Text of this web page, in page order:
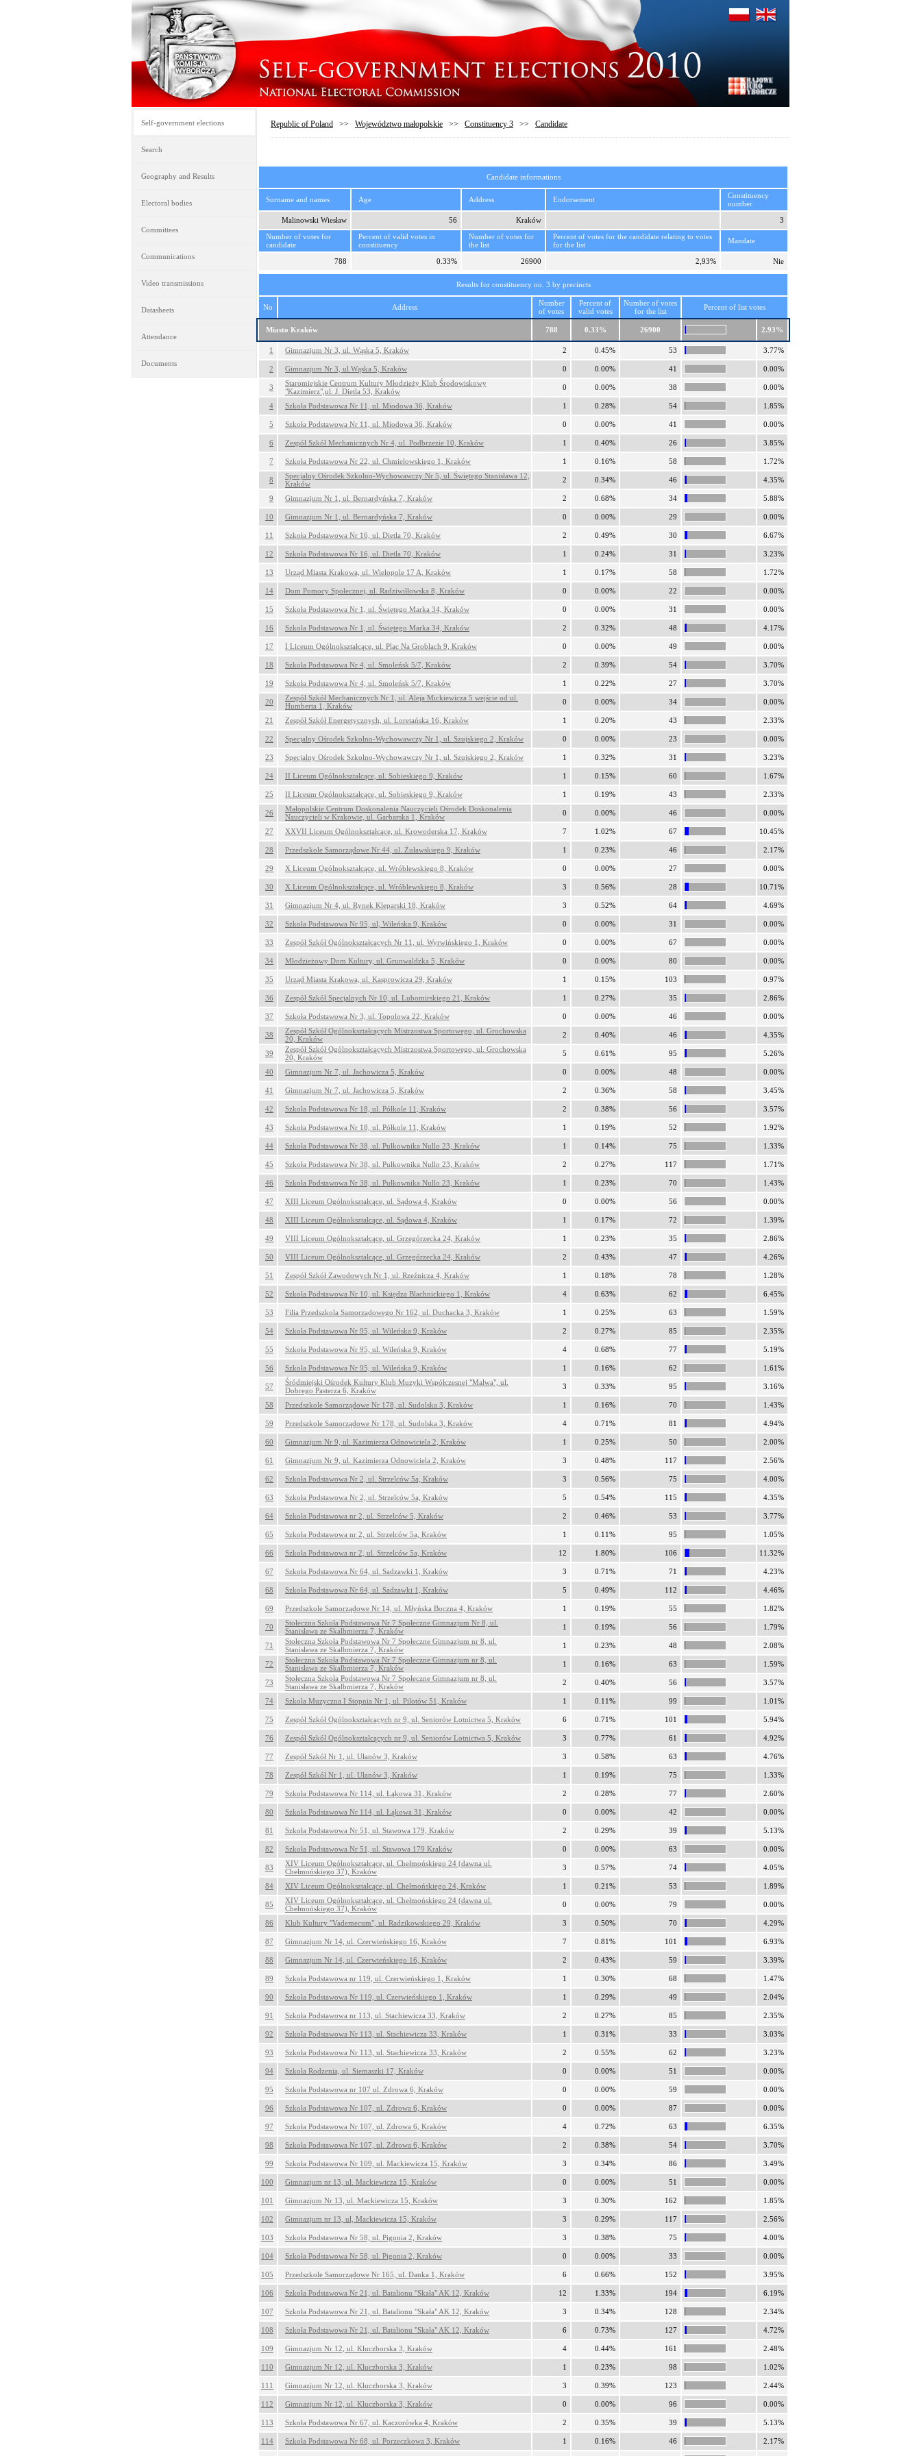
Self-government elections
Search
Geography and Results
Electoral bodies
Committees
Communications
Video transmissions
Datasheets
Attendance
Documents
Republic of Poland >> Województwo małopolskie >> Constituency 3 >> Candidate
Candidate informations
Surname and names Age Address Endorsement
Constituency
number
Malinowski Wiesław
56 Kraków
3
Number of votes for
candidate
Percent of valid votes in
constituency
Number of votes for
the list
Percent of votes for the candidate relating to votes
for the list
Mandate
788 0.33% 26900 2,93% Nie
Results for constituency no. 3 by precincts
No Address
Number
of votes
Percent of
valid votes
Number of votes
for the list
Percent of list votes
Miasto Kraków 788 0.33% 26900 2.93%
1 Gimnazjum Nr 3, ul. Wąska 5, Kraków 2 0.45% 53 3.77%
2 Gimnazjum Nr 3, ul.Wąska 5, Kraków 0 0.00% 41 0.00%
3
Staromiejskie Centrum Kultury Młodzieży Klub Środowiskowy
"Kazimierz",ul. J. Dietla 53, Kraków
0 0.00% 38 0.00%
4 Szkoła Podstawowa Nr 11, ul. Miodowa 36, Kraków 1 0.28% 54 1.85%
5 Szkoła Podstawowa Nr 11, ul. Miodowa 36, Kraków 0 0.00% 41 0.00%
6 Zespół Szkół Mechanicznych Nr 4, ul. Podbrzezie 10, Kraków 1 0.40% 26 3.85%
7 Szkoła Podstawowa Nr 22, ul. Chmielowskiego 1, Kraków 1 0.16% 58 1.72%
8
Specjalny Ośrodek Szkolno-Wychowawczy Nr 5, ul. Świętego Stanisława 12,
Kraków
2 0.34% 46 4.35%
9 Gimnazjum Nr 1, ul. Bernardyńska 7, Kraków 2 0.68% 34 5.88%
10 Gimnazjum Nr 1, ul. Bernardyńska 7, Kraków 0 0.00% 29 0.00%
11 Szkoła Podstawowa Nr 16, ul. Dietla 70, Kraków 2 0.49% 30 6.67%
12 Szkoła Podstawowa Nr 16, ul. Dietla 70, Kraków 1 0.24% 31 3.23%
13 Urząd Miasta Krakowa, ul. Wielopole 17 A, Kraków 1 0.17% 58 1.72%
14 Dom Pomocy Społecznej, ul. Radziwiłłowska 8, Kraków 0 0.00% 22 0.00%
15 Szkoła Podstawowa Nr 1, ul. Świętego Marka 34, Kraków 0 0.00% 31 0.00%
16 Szkoła Podstawowa Nr 1, ul. Świętego Marka 34, Kraków 2 0.32% 48 4.17%
17 I Liceum Ogólnokształcące, ul. Plac Na Groblach 9, Kraków 0 0.00% 49 0.00%
18 Szkoła Podstawowa Nr 4, ul. Smoleńsk 5/7, Kraków 2 0.39% 54 3.70%
19 Szkoła Podstawowa Nr 4, ul. Smoleńsk 5/7, Kraków 1 0.22% 27 3.70%
20
Zespół Szkół Mechanicznych Nr 1, ul. Aleja Mickiewicza 5 wejście od ul.
Humberta 1, Kraków
0 0.00% 34 0.00%
21 Zespół Szkół Energetycznych, ul. Loretańska 16, Kraków 1 0.20% 43 2.33%
22 Specjalny Ośrodek Szkolno-Wychowawczy Nr 1, ul. Szujskiego 2, Kraków 0 0.00% 23 0.00%
23 Specjalny Ośrodek Szkolno-Wychowawczy Nr 1, ul. Szujskiego 2, Kraków 1 0.32% 31 3.23%
24 II Liceum Ogólnokształcące, ul. Sobieskiego 9, Kraków 1 0.15% 60 1.67%
25 II Liceum Ogólnokształcące, ul. Sobieskiego 9, Kraków 1 0.19% 43 2.33%
26
Małopolskie Centrum Doskonalenia Nauczycieli Ośrodek Doskonalenia
Nauczycieli w Krakowie, ul. Garbarska 1, Kraków
0 0.00% 46 0.00%
27 XXVII Liceum Ogólnokształcące, ul. Krowoderska 17, Kraków 7 1.02% 67 10.45%
28 Przedszkole Samorządowe Nr 44, ul. Żuławskiego 9, Kraków 1 0.23% 46 2.17%
29 X Liceum Ogólnokształcące, ul. Wróblewskiego 8, Kraków 0 0.00% 27 0.00%
30 X Liceum Ogólnokształcące, ul. Wróblewskiego 8, Kraków 3 0.56% 28 10.71%
31 Gimnazjum Nr 4, ul. Rynek Kleparski 18, Kraków 3 0.52% 64 4.69%
32 Szkoła Podstawowa Nr 95, ul, Wileńska 9, Kraków 0 0.00% 31 0.00%
33 Zespół Szkół Ogólnokształcących Nr 11, ul. Wyrwińskiego 1, Kraków 0 0.00% 67 0.00%
34 Młodzieżowy Dom Kultury, ul. Grunwaldzka 5, Kraków 0 0.00% 80 0.00%
35 Urząd Miasta Krakowa, ul. Kasprowicza 29, Kraków 1 0.15% 103 0.97%
36 Zespół Szkół Specjalnych Nr 10, ul. Lubomirskiego 21, Kraków 1 0.27% 35 2.86%
37 Szkoła Podstawowa Nr 3, ul. Topolowa 22, Kraków 0 0.00% 46 0.00%
38
Zespół Szkół Ogólnokształcących Mistrzostwa Sportowego, ul. Grochowska
20, Kraków
2 0.40% 46 4.35%
39
Zespół Szkół Ogólnokształcących Mistrzostwa Sportowego, ul. Grochowska
20, Kraków
5 0.61% 95 5.26%
40 Gimnazjum Nr 7, ul. Jachowicza 5, Kraków 0 0.00% 48 0.00%
41 Gimnazjum Nr 7, ul. Jachowicza 5, Kraków 2 0.36% 58 3.45%
42 Szkoła Podstawowa Nr 18, ul. Półkole 11, Kraków 2 0.38% 56 3.57%
43 Szkoła Podstawowa Nr 18, ul. Półkole 11, Kraków 1 0.19% 52 1.92%
44 Szkoła Podstawowa Nr 38, ul. Pułkownika Nullo 23, Kraków 1 0.14% 75 1.33%
45 Szkoła Podstawowa Nr 38, ul. Pułkownika Nullo 23, Kraków 2 0.27% 117 1.71%
46 Szkoła Podstawowa Nr 38, ul. Pułkownika Nullo 23, Kraków 1 0.23% 70 1.43%
47 XIII Liceum Ogólnokształcące, ul. Sądowa 4, Kraków 0 0.00% 56 0.00%
48 XIII Liceum Ogólnokształcące, ul. Sądowa 4, Kraków 1 0.17% 72 1.39%
49 VIII Liceum Ogólnokształcące, ul. Grzegórzecka 24, Kraków 1 0.23% 35 2.86%
50 VIII Liceum Ogólnokształcące, ul. Grzegórzecka 24, Kraków 2 0.43% 47 4.26%
51 Zespół Szkół Zawodowych Nr 1, ul. Rzeźnicza 4, Kraków 1 0.18% 78 1.28%
52 Szkoła Podstawowa Nr 10, ul. Księdza Blachnickiego 1, Kraków 4 0.63% 62 6.45%
53 Filia Przedszkola Samorządowego Nr 162, ul. Duchacka 3, Kraków 1 0.25% 63 1.59%
54 Szkoła Podstawowa Nr 95, ul. Wileńska 9, Kraków 2 0.27% 85 2.35%
55 Szkoła Podstawowa Nr 95, ul. Wileńska 9, Kraków 4 0.68% 77 5.19%
56 Szkoła Podstawowa Nr 95, ul. Wileńska 9, Kraków 1 0.16% 62 1.61%
57
Śródmiejski Ośrodek Kultury Klub Muzyki Współczesnej "Malwa", ul.
Dobrego Pasterza 6, Kraków
3 0.33% 95 3.16%
58 Przedszkole Samorządowe Nr 178, ul. Sudolska 3, Kraków 1 0.16% 70 1.43%
59 Przedszkole Samorządowe Nr 178, ul. Sudolska 3, Kraków 4 0.71% 81 4.94%
60 Gimnazjum Nr 9, ul. Kazimierza Odnowiciela 2, Kraków 1 0.25% 50 2.00%
61 Gimnazjum Nr 9, ul. Kazimierza Odnowiciela 2, Kraków 3 0.48% 117 2.56%
62 Szkoła Podstawowa Nr 2, ul. Strzelców 5a, Kraków 3 0.56% 75 4.00%
63 Szkoła Podstawowa Nr 2, ul. Strzelców 5a, Kraków 5 0.54% 115 4.35%
64 Szkoła Podstawowa nr 2, ul. Strzelców 5, Kraków 2 0.46% 53 3.77%
65 Szkoła Podstawowa nr 2, ul. Strzelców 5a, Kraków 1 0.11% 95 1.05%
66 Szkoła Podstawowa nr 2, ul. Strzelców 5a, Kraków 12 1.80% 106 11.32%
67 Szkoła Podstawowa Nr 64, ul. Sadzawki 1, Kraków 3 0.71% 71 4.23%
68 Szkoła Podstawowa Nr 64, ul. Sadzawki 1, Kraków 5 0.49% 112 4.46%
69 Przedszkole Samorządowe Nr 14, ul. Młyńska Boczna 4, Kraków 1 0.19% 55 1.82%
70
Stołeczna Szkoła Podstawowa Nr 7 Społeczne Gimnazjum Nr 8, ul.
Stanisława ze Skalbmierza 7, Kraków
1 0.19% 56 1.79%
71
Stołeczna Szkoła Podstawowa Nr 7 Społeczne Gimnazjum nr 8, ul.
Stanisława ze Skalbmierza 7, Kraków
1 0.23% 48 2.08%
72
Stołeczna Szkoła Podstawowa Nr 7 Społeczne Gimnazjum nr 8, ul.
Stanisława ze Skalbmierza 7, Kraków
1 0.16% 63 1.59%
73
Stołeczna Szkoła Podstawowa Nr 7 Społeczne Gimnazjum nr 8, ul.
Stanisława ze Skalbmierza 7, Kraków
2 0.40% 56 3.57%
74 Szkoła Muzyczna I Stopnia Nr 1, ul. Pilotów 51, Kraków 1 0.11% 99 1.01%
75 Zespół Szkół Ogólnokształcących nr 9, ul. Seniorów Lotnictwa 5, Kraków 6 0.71% 101 5.94%
76 Zespół Szkół Ogólnokształcących nr 9, ul. Seniorów Lotnictwa 5, Kraków 3 0.77% 61 4.92%
77 Zespół Szkół Nr 1, ul. Ułanów 3, Kraków 3 0.58% 63 4.76%
78 Zespół Szkół Nr 1, ul. Ułanów 3, Kraków 1 0.19% 75 1.33%
79 Szkoła Podstawowa Nr 114, ul. Łąkowa 31, Kraków 2 0.28% 77 2.60%
80 Szkoła Podstawowa Nr 114, ul. Łąkowa 31, Kraków 0 0.00% 42 0.00%
81 Szkoła Podstawowa Nr 51, ul. Stawowa 179, Kraków 2 0.29% 39 5.13%
82 Szkoła Podstawowa Nr 51, ul. Stawowa 179 Kraków 0 0.00% 63 0.00%
83
XIV Liceum Ogólnokształcące, ul. Chełmońskiego 24 (dawna ul.
Chełmońskiego 37), Kraków
3 0.57% 74 4.05%
84 XIV Liceum Ogólnokształcące, ul. Chełmońskiego 24, Kraków 1 0.21% 53 1.89%
85
XIV Liceum Ogólnokształcące, ul. Chełmońskiego 24 (dawna ul.
Chełmońskiego 37), Kraków
0 0.00% 79 0.00%
86 Klub Kultury "Vademecum", ul. Radzikowskiego 29, Kraków 3 0.50% 70 4.29%
87 Gimnazjum Nr 14, ul. Czerwieńskiego 16, Kraków 7 0.81% 101 6.93%
88 Gimnazjum Nr 14, ul. Czerwieńskiego 16, Kraków 2 0.43% 59 3.39%
89 Szkoła Podstawowa nr 119, ul. Czerwieńskiego 1, Kraków 1 0.30% 68 1.47%
90 Szkoła Podstawowa Nr 119, ul. Czerwieńskiego 1, Kraków 1 0.29% 49 2.04%
91 Szkoła Podstawowa nr 113, ul. Stachiewicza 33, Kraków 2 0.27% 85 2.35%
92 Szkoła Podstawowa Nr 113, ul. Stachiewicza 33, Kraków 1 0.31% 33 3.03%
93 Szkoła Podstawowa Nr 113, ul. Stachiewicza 33, Kraków 2 0.55% 62 3.23%
94 Szkoła Rodzenia, ul. Siemaszki 17, Kraków 0 0.00% 51 0.00%
95 Szkoła Podstawowa nr 107 ul. Zdrowa 6, Kraków 0 0.00% 59 0.00%
96 Szkoła Podstawowa Nr 107, ul. Zdrowa 6, Kraków 0 0.00% 87 0.00%
97 Szkoła Podstawowa Nr 107, ul. Zdrowa 6, Kraków 4 0.72% 63 6.35%
98 Szkoła Podstawowa Nr 107, ul. Zdrowa 6, Kraków 2 0.38% 54 3.70%
99 Szkoła Podstawowa Nr 109, ul. Mackiewicza 15, Kraków 3 0.34% 86 3.49%
100 Gimnazjum nr 13, ul. Mackiewicza 15, Kraków 0 0.00% 51 0.00%
101 Gimnazjum Nr 13, ul. Mackiewicza 15, Kraków 3 0.30% 162 1.85%
102 Gimnazjum nr 13, ul, Mackiewicza 15, Kraków 3 0.29% 117 2.56%
103 Szkoła Podstawowa Nr 58, ul. Pigonia 2, Kraków 3 0.38% 75 4.00%
104 Szkoła Podstawowa Nr 58, ul. Pigonia 2, Kraków 0 0.00% 33 0.00%
105 Przedszkole Samorządowe Nr 165, ul. Danka 1, Kraków 6 0.66% 152 3.95%
106 Szkoła Podstawowa Nr 21, ul. Batalionu "Skała" AK 12, Kraków 12 1.33% 194 6.19%
107 Szkoła Podstawowa Nr 21, ul. Batalionu "Skała" AK 12, Kraków 3 0.34% 128 2.34%
108 Szkoła Podstawowa Nr 21, ul. Batalionu "Skała" AK 12, Kraków 6 0.73% 127 4.72%
109 Gimnazjum Nr 12, ul. Kluczborska 3, Kraków 4 0.44% 161 2.48%
110 Gimnazjum Nr 12, ul. Kluczborska 3, Kraków 1 0.23% 98 1.02%
111 Gimnazjum Nr 12, ul. Kluczborska 3, Kraków 3 0.39% 123 2.44%
112 Gimnazjum Nr 12, ul. Kluczborska 3, Kraków 0 0.00% 96 0.00%
113 Szkoła Podstawowa Nr 67, ul. Kaczorówka 4, Kraków 2 0.35% 39 5.13%
114 Szkoła Podstawowa Nr 68, ul. Porzeczkowa 3, Kraków 1 0.16% 46 2.17%